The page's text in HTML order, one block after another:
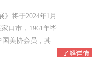
将于2024年1月
口市，1961年毕
国美协会员，其